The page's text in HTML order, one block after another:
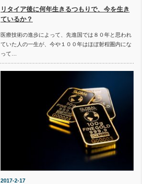
リタイア後に何年生きるつもりで、今を生き
ているか？
医療技術の進歩によって、先進国では８０年と思われ
ていた人の一生が、今や１００年はほぼ射程圏内にな
って…
2017-2-17